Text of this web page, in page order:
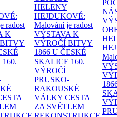
radost
K
160.
HELENY
HEJDUKOVÉ:
Malování je radost
VÝSTAVA K
VÝROČÍ BITVY
1866 U ČESKÉ
SKALICE 160.
VÝROČÍ
PRUSKO-
RAKOUSKÉ
VÁLKY CESTA
ZA SVĚTLEM